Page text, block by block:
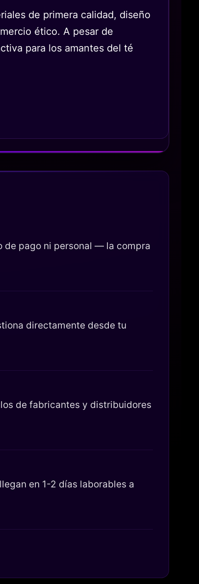
de primera calidad, diseño
ético. A pesar de
para los amantes del té
de pago ni personal — la compra
directamente desde tu
de fabricantes y distribuidores
en 1-2 días laborables a